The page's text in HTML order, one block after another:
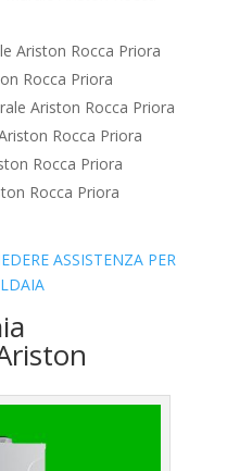
Ariston Rocca Priora
Rocca Priora
Ariston Rocca Priora
Rocca Priora
Rocca Priora
Rocca Priora
ASSISTENZA PER